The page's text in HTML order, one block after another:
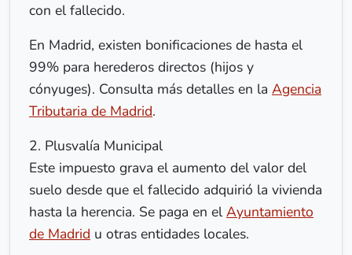
con el fallecido.
En Madrid, existen bonificaciones de hasta el
99% para herederos directos (hijos y
cónyuges). Consulta más detalles en la Agencia
Tributaria de Madrid.
2. Plusvalía Municipal
Este impuesto grava el aumento del valor del
suelo desde que el fallecido adquirió la vivienda
hasta la herencia. Se paga en el Ayuntamiento
de Madrid u otras entidades locales.